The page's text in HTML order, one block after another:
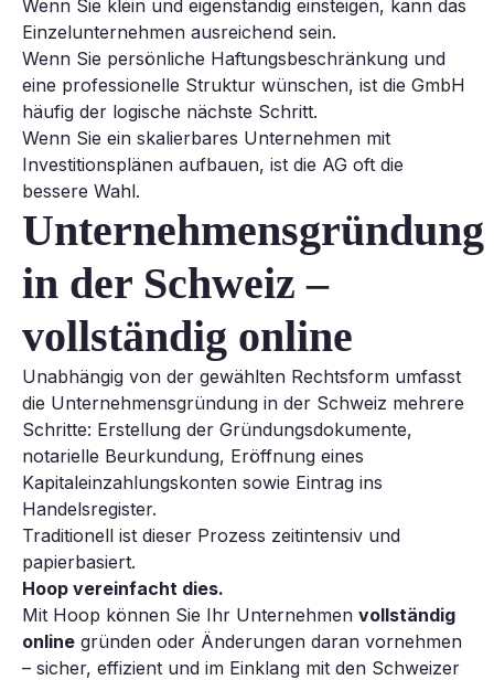
Wenn Sie klein und eigenständig einsteigen, kann das
Einzelunternehmen ausreichend sein.
Wenn Sie persönliche Haftungsbeschränkung und
eine professionelle Struktur wünschen, ist die GmbH
häufig der logische nächste Schritt.
Wenn Sie ein skalierbares Unternehmen mit
Investitionsplänen aufbauen, ist die AG oft die
bessere Wahl.
Unternehmensgründung
in der Schweiz –
vollständig online
Unabhängig von der gewählten Rechtsform umfasst
die Unternehmensgründung in der Schweiz mehrere
Schritte: Erstellung der Gründungsdokumente,
notarielle Beurkundung, Eröffnung eines
Kapitaleinzahlungskonten sowie Eintrag ins
Handelsregister.
Traditionell ist dieser Prozess zeitintensiv und
papierbasiert.
Hoop vereinfacht dies.
Mit Hoop können Sie Ihr Unternehmen vollständig
online gründen oder Änderungen daran vornehmen
– sicher, effizient und im Einklang mit den Schweizer